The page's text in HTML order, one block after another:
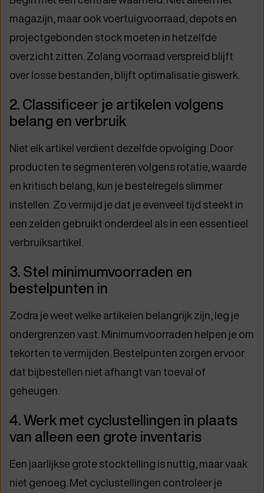
magazijn, maar ook voertuigvoorraad, depots en
projectgebonden stock moeten in hetzelfde
overzicht zitten. Zolang voorraad verspreid blijft
over losse bestanden, blijft optimalisatie giswerk.
2. Classificeer je artikelen volgens
belang en verbruik
Niet elk artikel verdient dezelfde opvolging. Door
producten te segmenteren volgens rotatie, waarde
en kritisch belang, kun je bestelregels slimmer
instellen. Zo vermijd je dat je evenveel tijd steekt in
een zelden gebruikt onderdeel als in een essentieel
verbruiksartikel.
3. Stel minimumvoorraden en
bestelpunten in
Zodra je weet welke artikelen belangrijk zijn, leg je
ondergrenzen vast. Minimumvoorraden helpen je om
tekorten te vermijden. Bestelpunten zorgen ervoor
dat bijbestellen niet afhangt van toeval of
geheugen.
4. Werk met cyclustellingen in plaats
van alleen een grote inventaris
Een jaarlijkse grote stocktelling is nuttig, maar vaak
niet genoeg. Met cyclustellingen controleer je